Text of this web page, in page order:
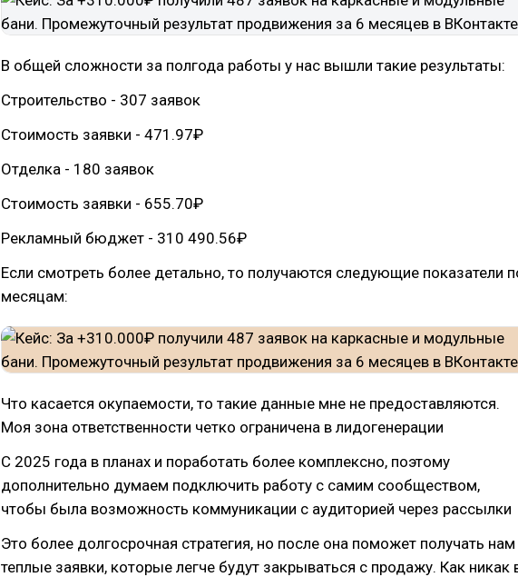
В общей сложности за полгода работы у нас вышли такие результаты:
Строительство - 307 заявок
Стоимость заявки - 471.97₽
Отделка - 180 заявок
Стоимость заявки - 655.70₽
Рекламный бюджет - 310 490.56₽
Если смотреть более детально, то получаются следующие показатели
месяцам:
Что касается окупаемости, то такие данные мне не предоставляются.
Моя зона ответственности четко ограничена в лидогенерации
С 2025 года в планах и поработать более комплексно, поэтому
дополнительно думаем подключить работу с самим сообществом,
чтобы была возможность коммуникации с аудиторией через рассылки
Это более долгосрочная стратегия, но после она поможет получать нам
теплые заявки, которые легче будут закрываться с продажу. Как никак